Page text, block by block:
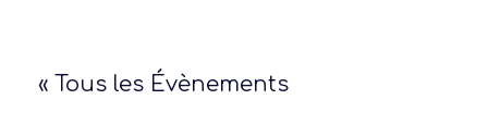
« Tous les Évènements